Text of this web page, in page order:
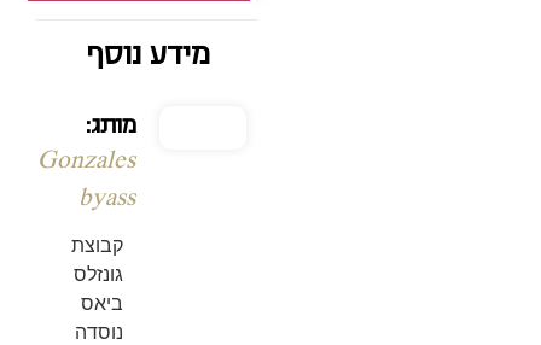
מידע נוסף
מותג:
Gonzales
byass
קבוצת
גונזלס
ביאס
נוסדה